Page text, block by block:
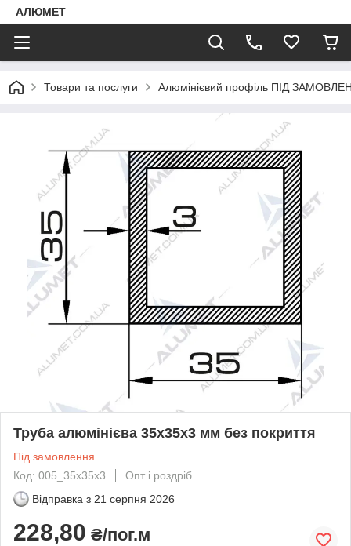
АЛЮМЕТ
Товари та послуги Алюмінієвий профіль ПІД
Труба алюмінієва 35х35х3 мм без покриття
Під замовлення
Код: 005_35x35x3
Опт і роздріб
Відправка з 21 серпня 2026
228,80 ₴/пог.м